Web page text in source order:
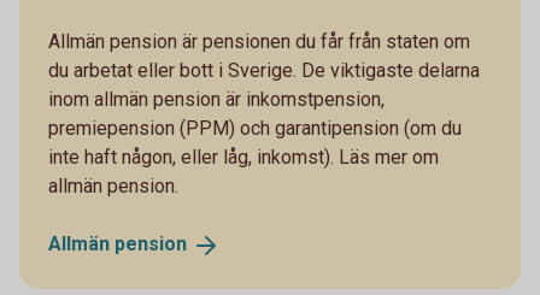
Allmän pension är pensionen du får från staten om
du arbetat eller bott i Sverige. De viktigaste delarna
inom allmän pension är inkomstpension,
premiepension (PPM) och garantipension (om du
inte haft någon, eller låg, inkomst). Läs mer om
allmän pension.
Allmän pension